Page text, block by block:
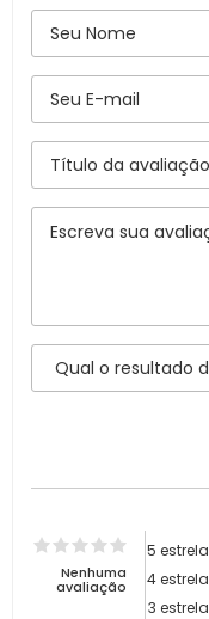
Nenhuma
avaliação
5
4
3